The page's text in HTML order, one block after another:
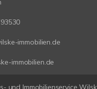
immobilien.de
immobilien.de
und Immobilienservice